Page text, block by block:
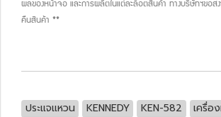
ผลของหน้าจอ และการผลิตในแต่ละล็อตสินค้า ทางบริษัทฯขอส
คืนสินค้า **
ประแจแหวน KENNEDY KEN-582 เครื่อ